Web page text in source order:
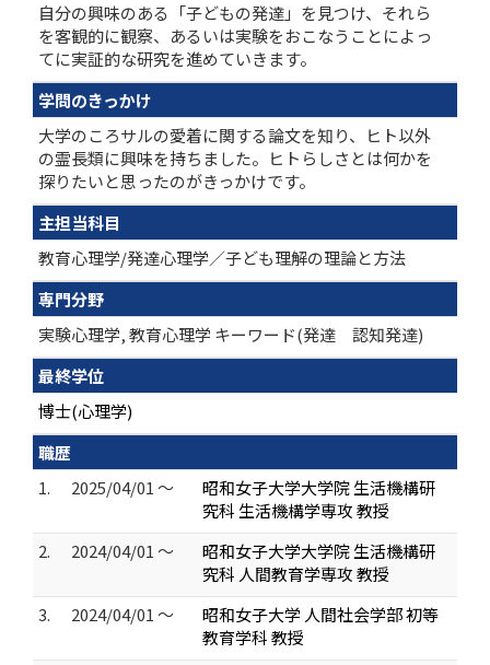
自分の興味のある「子どもの発達」を見つけ、それら
を客観的に観察、あるいは実験をおこなうことによっ
てに実証的な研究を進めていきます。
学問のきっかけ
大学のころサルの愛着に関する論文を知り、ヒト以外
の霊長類に興味を持ちました。ヒトらしさとは何かを
探りたいと思ったのがきっかけです。
主担当科目
教育心理学/発達心理学／子ども理解の理論と方法
専門分野
実験心理学, 教育心理学 キーワード(発達 認知発達)
最終学位
博士(心理学)
職歴
1.
2025/04/01 ～
昭和女子大学大学院 生活機構研
究科 生活機構学専攻 教授
2.
2024/04/01 ～
昭和女子大学大学院 生活機構研
究科 人間教育学専攻 教授
3.
2024/04/01 ～
昭和女子大学 人間社会学部 初等
教育学科 教授